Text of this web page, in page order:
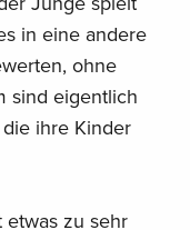
in eine andere
ohne
sind eigentlich
ihre Kinder
etwas zu sehr